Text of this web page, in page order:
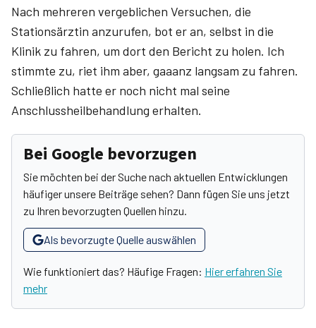
Nach mehreren vergeblichen Versuchen, die
Stationsärztin anzurufen, bot er an, selbst in die
Klinik zu fahren, um dort den Bericht zu holen. Ich
stimmte zu, riet ihm aber, gaaanz langsam zu fahren.
Schließlich hatte er noch nicht mal seine
Anschlussheilbehandlung erhalten.
Bei Google bevorzugen
Sie möchten bei der Suche nach aktuellen Entwicklungen
häufiger unsere Beiträge sehen? Dann fügen Sie uns jetzt
zu Ihren bevorzugten Quellen hinzu.
Als bevorzugte Quelle auswählen
Wie funktioniert das? Häufige Fragen: Hier erfahren Sie
mehr